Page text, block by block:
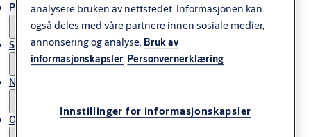
Produkter og løsninger
Service
Nyheter & artikler
Om ASSA ABLOY Norway
analysere bruken av nettstedet. Informasjonen kan
også deles med våre partnere innen sosiale medier,
annonsering og analyse. Bruk av
informasjonskapsler Personvernerklæring
Innstillinger for informasjonskapsler